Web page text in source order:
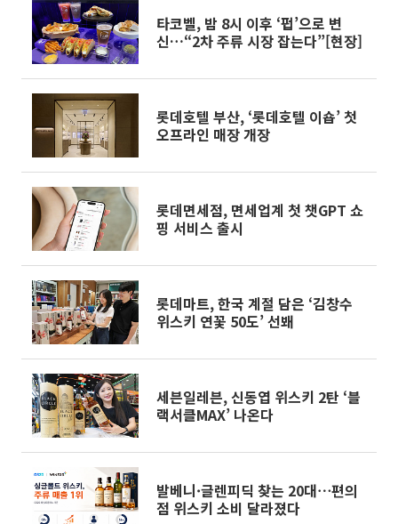
타코벨, 밤 8시 이후 ‘펍’으로 변
신…“2차 주류 시장 잡는다”[현장]
롯데호텔 부산, ‘롯데호텔 이숍’ 첫
오프라인 매장 개장
롯데면세점, 면세업계 첫 챗GPT 쇼
핑 서비스 출시
롯데마트, 한국 계절 담은 ‘김창수
위스키 연꽃 50도’ 선봬
세븐일레븐, 신동엽 위스키 2탄 ‘블
랙서클MAX’ 나온다
발베니·글렌피딕 찾는 20대⋯편의
점 위스키 소비 달라졌다